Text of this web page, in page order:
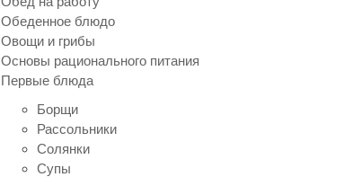
Обеденное блюдо
Овощи и грибы
Основы рационального питания
Первые блюда
Борщи
Рассольники
Солянки
Супы